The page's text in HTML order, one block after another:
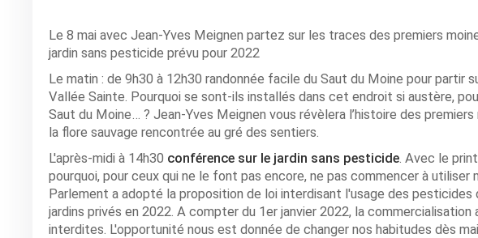
Le 8 mai avec Jean-Yves Meignen partez sur les traces des premiers
jardin sans pesticide prévu pour 2022
Le matin : de 9h30 à 12h30 randonnée facile du Saut du Moine pour
Vallée Sainte. Pourquoi se sont-ils installés dans cet endroit si austère,
Saut du Moine… ? Jean-Yves Meignen vous révèlera l’histoire des
la flore sauvage rencontrée au gré des sentiers.
L'après-midi à 14h30 conférence sur le jardin sans pesticide . Avec le
pourquoi, pour ceux qui ne le font pas encore, ne pas commencer à utiliser
Parlement a adopté la proposition de loi interdisant l'usage des
jardins privés en 2022. A compter du 1er janvier 2022, la
interdites. L'opportunité nous est donnée de changer nos habitudes dès